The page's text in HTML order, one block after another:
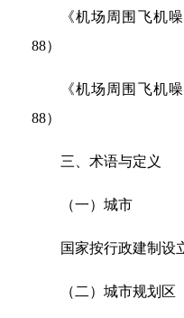
《机场周围飞机
88）
《机场周围飞机
88）
三、术语与定义
（一）城市
国家按行政建制设
（二）城市规划区